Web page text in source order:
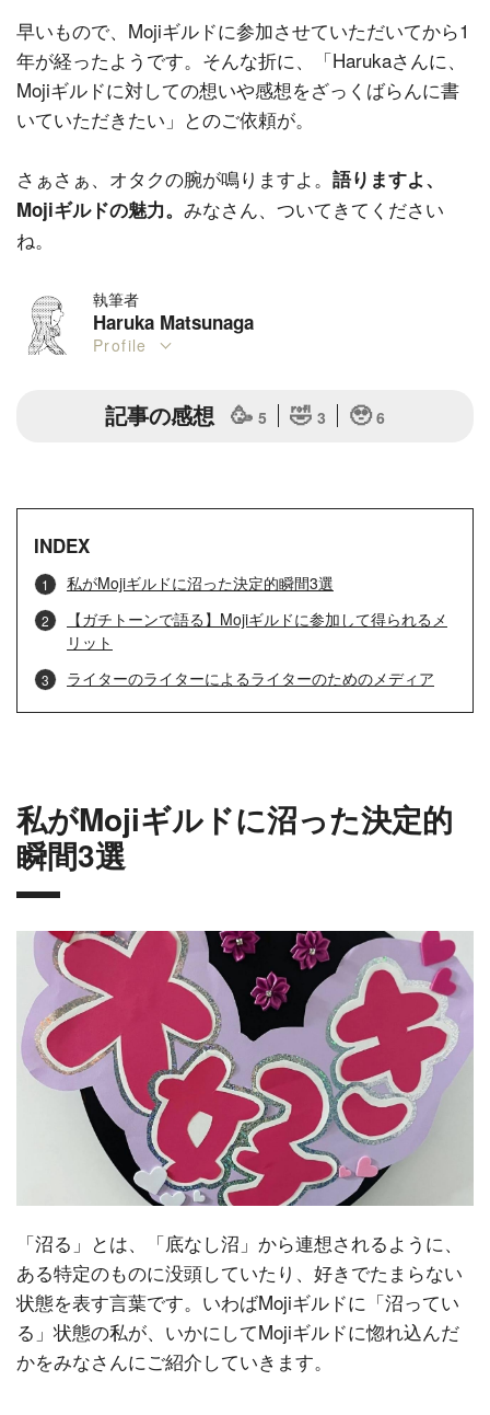
早いもので、Mojiギルドに参加させていただいてから1
年が経ったようです。そんな折に、「Harukaさんに、
Mojiギルドに対しての想いや感想をざっくばらんに書
いていただきたい」とのご依頼が。
さぁさぁ、オタクの腕が鳴りますよ。 語りますよ、
Mojiギルドの魅力。 みなさん、ついてきてください
ね。
執筆者
Haruka Matsunaga
Profile
記事の感想 🥳 5 🤣 3 🥹 6
INDEX
私がMojiギルドに沼った決定的瞬間3選
【ガチトーンで語る】Mojiギルドに参加して得られるメ
リット
ライターのライターによるライターのためのメディア
私がMojiギルドに沼った決定的
瞬間3選
「沼る」とは、「底なし沼」から連想されるように、
ある特定のものに没頭していたり、好きでたまらない
状態を表す言葉です。いわばMojiギルドに「沼ってい
る」状態の私が、いかにしてMojiギルドに惚れ込んだ
かをみなさんにご紹介していきます。